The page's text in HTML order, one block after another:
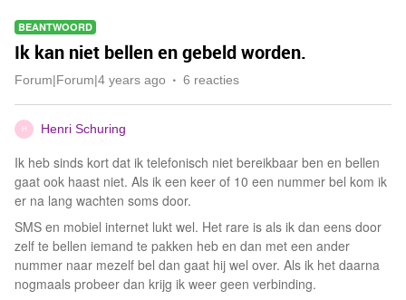
BEANTWOORD
Ik kan niet bellen en gebeld worden.
Forum|Forum|4 years ago 6 reacties
H Henri Schuring
Ik heb sinds kort dat ik telefonisch niet bereikbaar ben en bellen
gaat ook haast niet. Als ik een keer of 10 een nummer bel kom ik
er na lang wachten soms door.
SMS en mobiel internet lukt wel. Het rare is als ik dan eens door
zelf te bellen iemand te pakken heb en dan met een ander
nummer naar mezelf bel dan gaat hij wel over. Als ik het daarna
nogmaals probeer dan krijg ik weer geen verbinding.